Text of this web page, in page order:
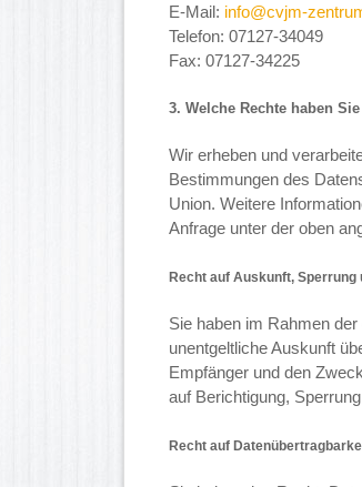
E-Mail: info@cvjm-
Telefon: 07127-34049
Fax: 07127-34225
3. Welche Rechte haben
Wir erheben und
Bestimmungen des
Union. Weitere
Anfrage unter der oben
Recht auf Auskunft, Sperrung
Sie haben im Rahmen
unentgeltliche Auskunft
Empfänger und den
auf Berichtigung,
Recht auf